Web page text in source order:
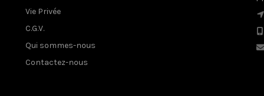
Vie Privée
C.G.V.
Qui sommes-nous
Contactez-nous